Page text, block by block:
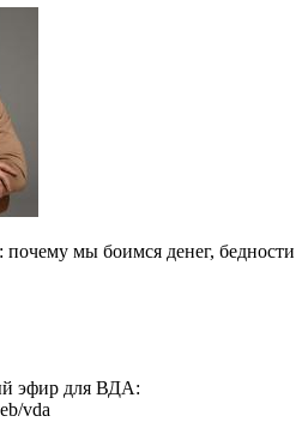
мы боимся денег, бедности
эфир для ВДА:
vda